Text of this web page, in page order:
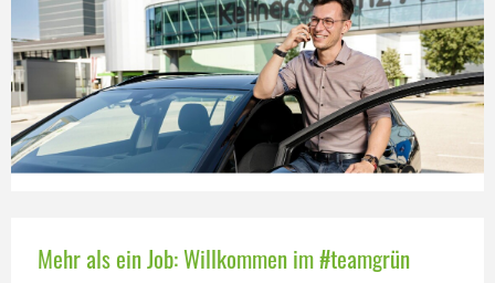
Mehr als ein Job: Willkommen im #teamgrün